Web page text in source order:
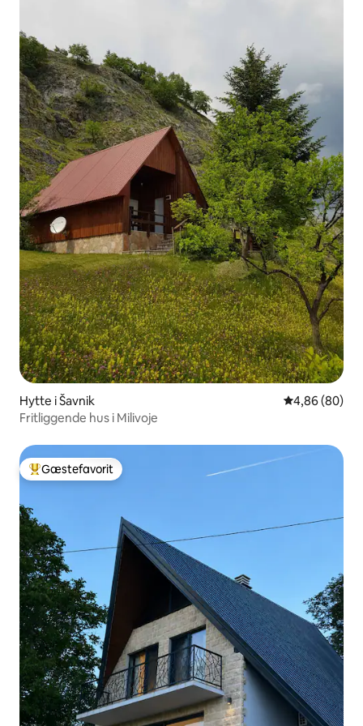
Hytte i Šavnik 4,86 ud af 5 i
4,86 (80)
Fritliggende hus i Milivoje
Bedste gæstefavorit
Gæstefavorit